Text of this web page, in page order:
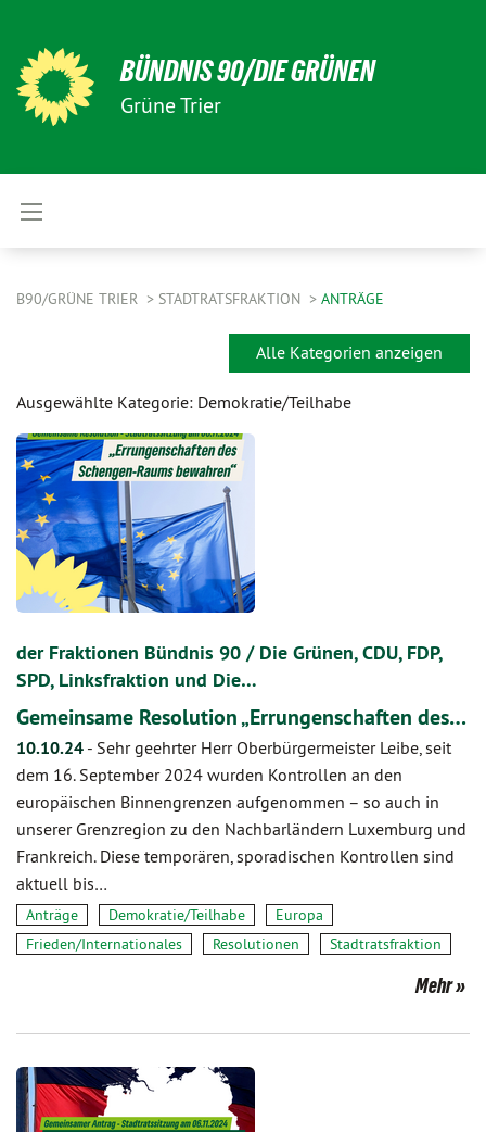
BÜNDNIS 90/DIE GRÜNEN
Grüne Trier
B90/GRÜNE TRIER STADTRATSFRAKTION ANTRÄGE
Alle Kategorien anzeigen
Ausgewählte Kategorie: Demokratie/Teilhabe
der Fraktionen Bündnis 90 / Die Grünen, CDU, FDP,
SPD, Linksfraktion und Die…
Gemeinsame Resolution „Errungenschaften des…
10.10.24 - Sehr geehrter Herr Oberbürgermeister Leibe, seit
dem 16. September 2024 wurden Kontrollen an den
europäischen Binnengrenzen aufgenommen – so auch in
unserer Grenzregion zu den Nachbarländern Luxemburg und
Frankreich. Diese temporären, sporadischen Kontrollen sind
aktuell bis…
Anträge Demokratie/Teilhabe
Europa
Frieden/Internationales
Resolutionen Stadtratsfraktion
Mehr